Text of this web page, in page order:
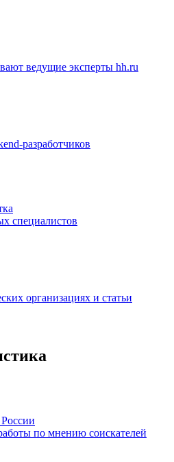
ведущие эксперты hh.ru
разработчиков
специалистов
организациях и статьи
по мнению соискателей